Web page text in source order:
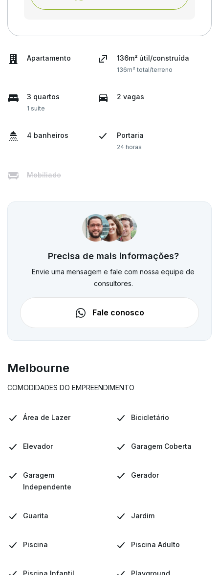
Apartamento 136m² útil/construída
136m² total/terreno
3 quartos
1 suíte
2 vagas
4 banheiros Portaria
24 horas
Mobiliado
Precisa de mais informações?
Envie uma mensagem e fale com nossa equipe de
consultores.
Fale conosco
Melbourne
COMODIDADES DO EMPREENDIMENTO
Área de Lazer Bicicletário
Elevador Garagem Coberta
Garagem
Independente
Gerador
Guarita Jardim
Piscina Piscina Adulto
Piscina Infantil Playground